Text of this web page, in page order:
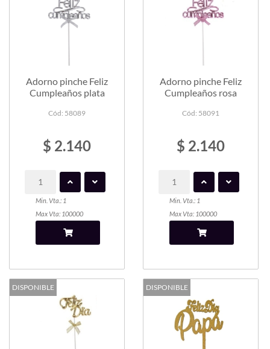
Adorno pinche Feliz
Cumpleaños plata
Cód: 58089
$ 2.140
Min. Vta.: 1
Max Vta: 100000
Adorno pinche Feliz
Cumpleaños rosa
Cód: 58091
$ 2.140
Min. Vta.: 1
Max Vta: 100000
DISPONIBLE DISPONIBLE